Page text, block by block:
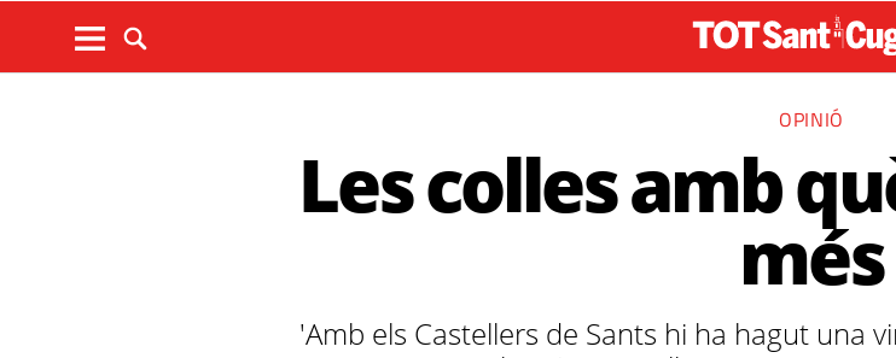
OPINIÓ
Les colles amb
més
'Amb els Castellers de Sants hi ha hagut una